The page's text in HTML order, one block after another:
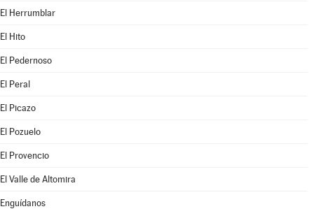
El Herrumblar
El Hito
El Pedernoso
El Peral
El Picazo
El Pozuelo
El Provencio
El Valle de Altomira
Enguídanos